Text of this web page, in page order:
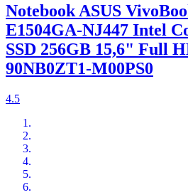
Notebook ASUS
E1504GA-NJ447 Intel
SSD 256GB 15,6" Full
90NB0ZT1-M00PS0
4.5